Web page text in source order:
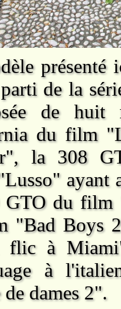
présenté
de la
de
du film
la 308
ayant
GTO du
"Bad Boys
flic à
à
dames 2".